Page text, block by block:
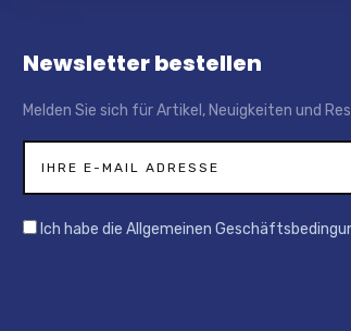
Newsletter bestellen
Melden Sie sich für Artikel, Neuigkeiten und
Ich habe die Allgemeinen